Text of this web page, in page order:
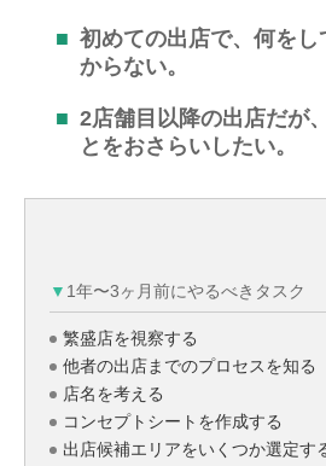
初めての出店で、何をし
からない。
2店舗目以降の出店だが
とをおさらいしたい。
▼1年〜3ヶ月前にやるべきタスク
繁盛店を視察する
他者の出店までのプロセスを知る
店名を考える
コンセプトシートを作成する
出店候補エリアをいくつか選定す